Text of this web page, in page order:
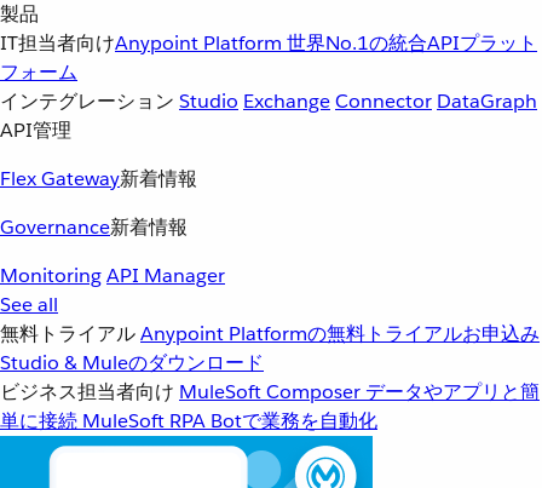
製品
IT担当者向けAnypoint Platform 世界No.1の統合APIプラット
フォーム
インテグレーション Studio ExchangeConnector DataGraph
API管理
Flex Gateway新着情報
Governance新着情報
MonitoringAPI Manager
See all
無料トライアルAnypoint Platformの無料トライアルお申込み
Studio & Muleのダウンロード
ビジネス担当者向け MuleSoft Composer データやアプリと簡
単に接続 MuleSoft RPA Botで業務を自動化